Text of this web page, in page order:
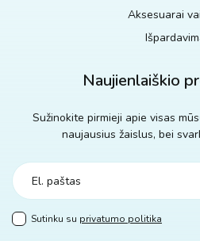
Aksesuarai
Naujienlaiškio
Sužinokite pirmieji apie visas
naujausius žaislus, bei
Sutinku su privatumo politika